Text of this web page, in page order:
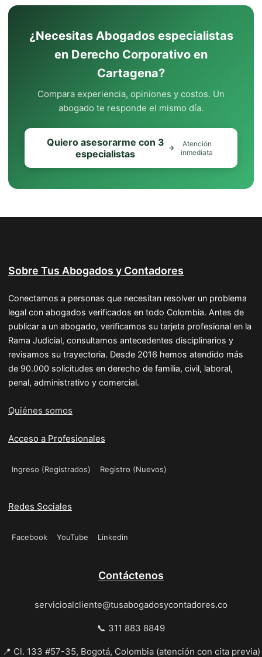
¿Necesitas Abogados especialistas
en Derecho Corporativo en
Cartagena?
Compara experiencia, opiniones y costos. Un
abogado te responde el mismo día.
Quiero asesorarme con 3
especialistas
Atención
inmediata
Sobre Tus Abogados y Contadores
Conectamos a personas que necesitan resolver un problema
legal con abogados verificados en todo Colombia. Antes de
publicar a un abogado, verificamos su tarjeta profesional en la
Rama Judicial, consultamos antecedentes disciplinarios y
revisamos su trayectoria. Desde 2016 hemos atendido más
de 90.000 solicitudes en derecho de familia, civil, laboral,
penal, administrativo y comercial.
Quiénes somos
Acceso a Profesionales
Ingreso (Registrados) Registro (Nuevos)
Redes Sociales
Facebook YouTube Linkedin
Contáctenos
servicioalcliente@tusabogadosycontadores.co
📞 311 883 8849
📍 Cl. 133 #57-35, Bogotá, Colombia (atención con cita previa)